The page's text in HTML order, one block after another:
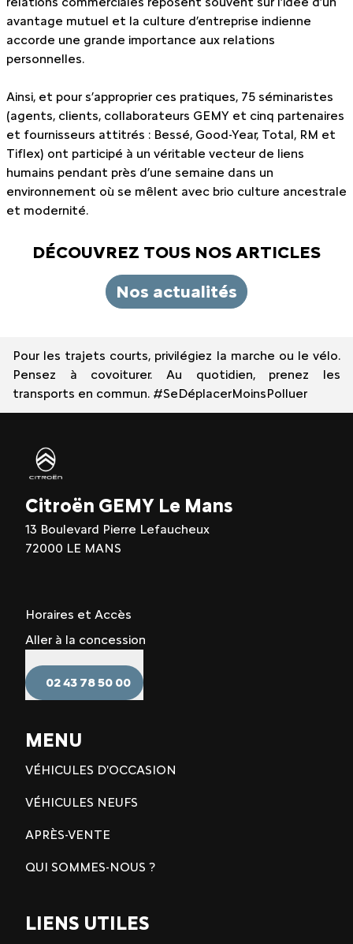
avantage mutuel et la culture d’entreprise indienne
accorde une grande importance aux relations
personnelles.
Ainsi, et pour s’approprier ces pratiques, 75 séminaristes
(agents, clients, collaborateurs GEMY et cinq partenaires
et fournisseurs attitrés : Bessé, Good-Year, Total, RM et
Tiflex) ont participé à un véritable vecteur de liens
humains pendant près d’une semaine dans un
environnement où se mêlent avec brio culture ancestrale
et modernité.
DÉCOUVREZ TOUS NOS ARTICLES
Nos actualités
Pour les trajets courts, privilégiez la marche ou le vélo.
Pensez à covoiturer. Au quotidien, prenez les
transports en commun. #SeDéplacerMoinsPolluer
Citroën GEMY Le Mans
13 Boulevard Pierre Lefaucheux
72000 LE MANS
Horaires et Accès
Aller à la concession
02 43 78 50 00
MENU
VÉHICULES D'OCCASION
VÉHICULES NEUFS
APRÈS-VENTE
QUI SOMMES-NOUS ?
LIENS UTILES